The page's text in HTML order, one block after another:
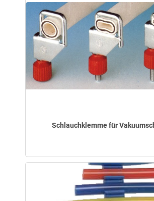
Schlauchklemme für